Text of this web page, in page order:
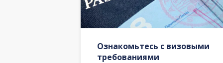
Ознакомьтесь с визовыми
требованиями